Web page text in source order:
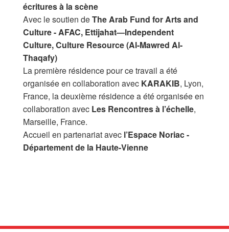
écritures à la scène
Avec le soutien deThe Arab Fund for Arts and
Culture - AFAC, Ettijahat—Independent
Culture, Culture Resource (Al-Mawred Al-
Thaqafy)
La première résidence pour ce travail a été
organisée en collaboration avec KARAKIB, Lyon,
France, la deuxième résidence a été organisée en
collaboration avec Les Rencontres à l’échelle,
Marseille, France.
Accueil en partenariat avec l’Espace Noriac -
Département de la Haute-Vienne